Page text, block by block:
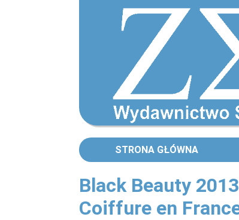
STRONA GŁÓWNA
Black Beauty
Coiffure en